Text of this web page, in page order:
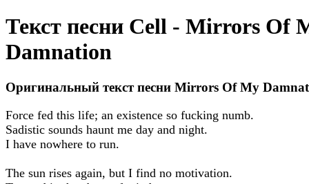
Текст песни Cell - Mirrors Of
Damnation
Оригинальный текст песни Mirrors Of My
Force fed this life; an existence so fucking numb.
Sadistic sounds haunt me day and night.
I have nowhere to run.
The sun rises again, but I find no motivation.